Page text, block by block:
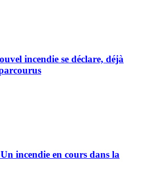
incendie se déclare, déjà
incendie en cours dans la